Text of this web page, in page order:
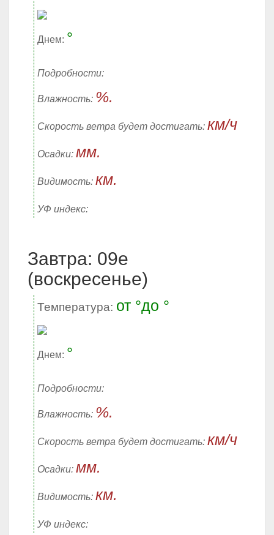
Днем: °
Подробности:
Влажность: %.
Скорость ветра будет достигать: км/ч
Осадки: мм.
Видимость: км.
УФ индекс:
Завтра: 09е
(воскресенье)
Температура: от °до °
Днем: °
Подробности:
Влажность: %.
Скорость ветра будет достигать: км/ч
Осадки: мм.
Видимость: км.
УФ индекс: